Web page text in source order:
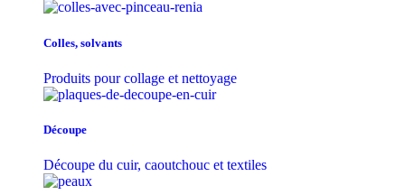
Colles, solvants
Produits pour collage et nettoyage
Découpe
Découpe du cuir, caoutchouc et textiles